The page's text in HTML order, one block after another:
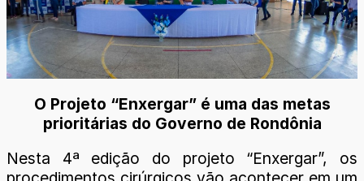
O Projeto “Enxergar” é uma das metas
prioritárias do Governo de Rondônia
Nesta 4ª edição do projeto “Enxergar”, os